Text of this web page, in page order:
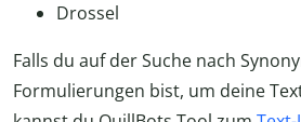
Drossel
Falls du auf der Suche nach
Formulierungen bist, um deine